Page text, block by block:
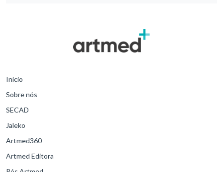
Início
Sobre nós
SECAD
Jaleko
Artmed360
Artmed Editora